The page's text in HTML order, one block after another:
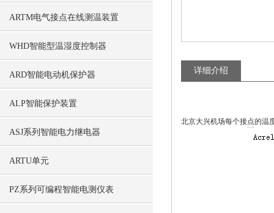
ARTM电气接点在线测温装置
WHD智能型温湿度控制器
ARD智能电动机保护器
ALP智能保护装置
ASJ系列智能电力继电器
ARTU单元
PZ系列可编程智能电测仪表
详细介绍
北京大兴机场每个接点的温